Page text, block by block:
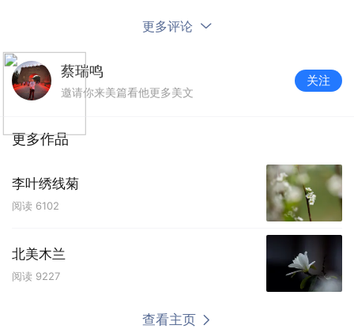
更多评论
蔡瑞鸣
邀请你来美篇看他更多美文
关注
更多作品
李叶绣线菊
阅读 6102
北美木兰
阅读 9227
查看主页